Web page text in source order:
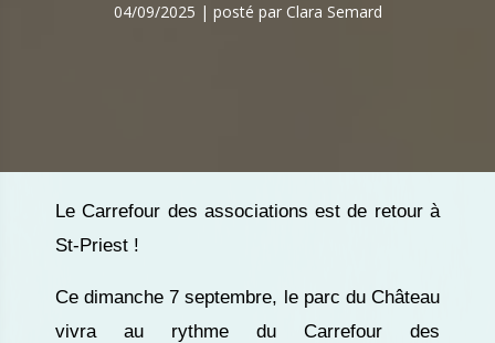
04/09/2025 | posté par Clara Semard
Le Carrefour des associations est de retour à
St-Priest !
Ce dimanche 7 septembre, le parc du Château
vivra au rythme du Carrefour des